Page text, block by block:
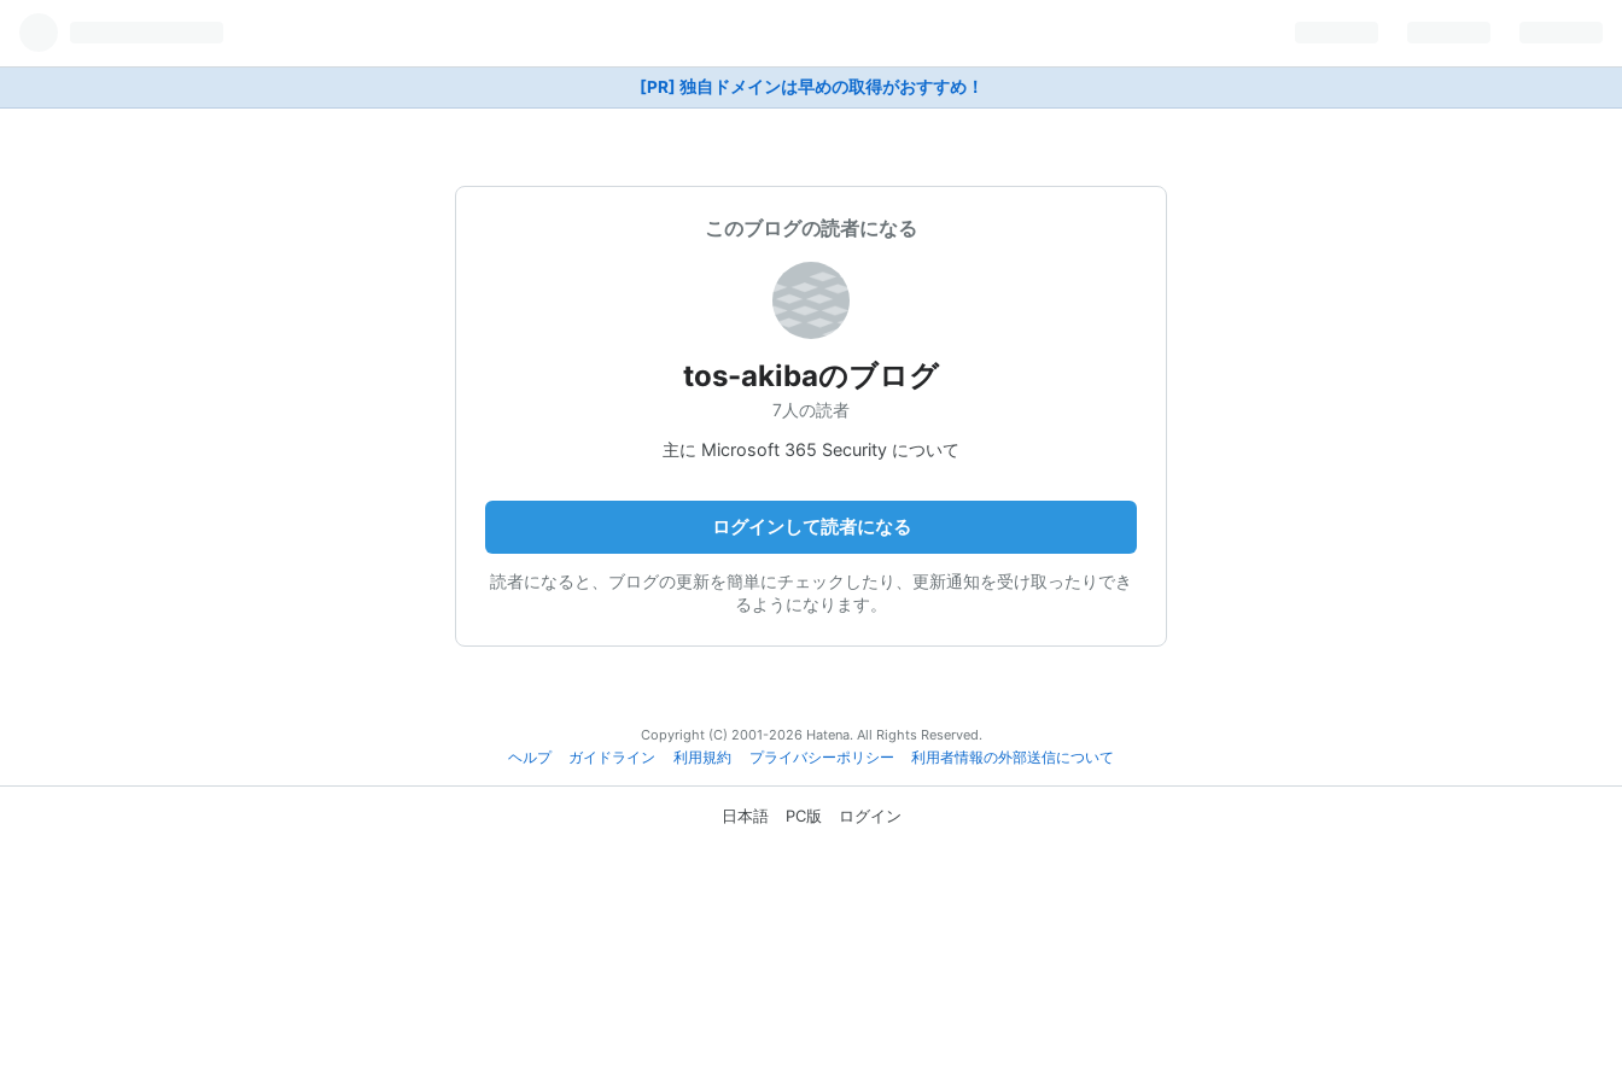
[PR] 独自ドメインは早めの取得がおすすめ！
このブログの読者になる
tos-akibaのブログ
7人の読者
主に Microsoft 365 Security について
ログインして読者になる
読者になると、ブログの更新を簡単にチェックしたり、更新通知を受け取ったりでき
るようになります。
Copyright (C) 2001-2026 Hatena. All Rights Reserved.
ヘルプ
ガイドライン 利用規約 プライバシーポリシー 利用者情報の外部送信について
日本語 PC版 ログイン